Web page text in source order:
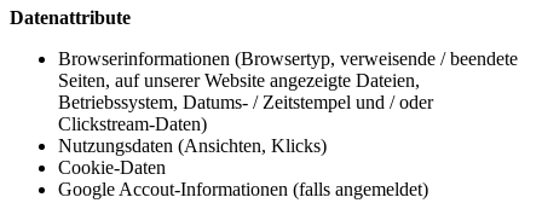
Datenattribute
Browserinformationen (Browsertyp, verweisende / beendete
Seiten, auf unserer Website angezeigte Dateien,
Betriebssystem, Datums- / Zeitstempel und / oder
Clickstream-Daten)
Nutzungsdaten (Ansichten, Klicks)
Cookie-Daten
Google Accout-Informationen (falls angemeldet)